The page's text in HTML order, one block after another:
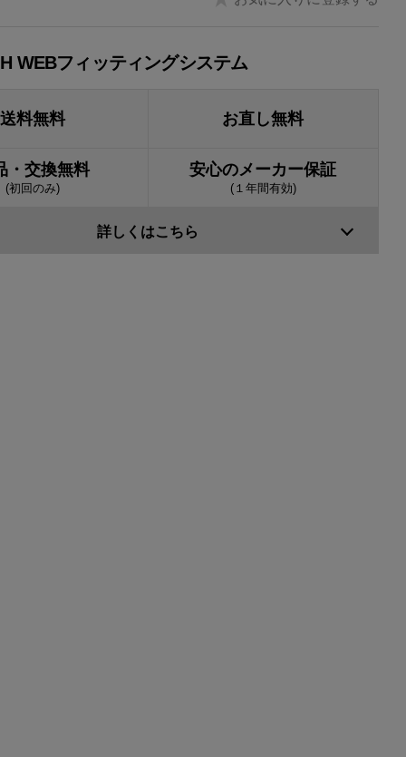
WEBフィッティングシステム
送料無料 お直し無料
・交換無料
(初回のみ)
安心のメーカー保証
(１年間有効)
詳しくはこちら